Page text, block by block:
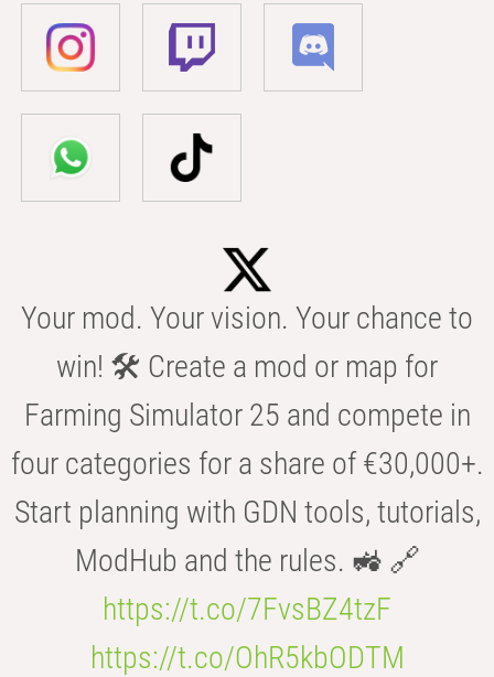
Your mod. Your vision. Your chance to
win! 🛠️ Create a mod or map for
Farming Simulator 25 and compete in
four categories for a share of €30,000+.
Start planning with GDN tools, tutorials,
ModHub and the rules. 🚜 🔗
https://t.co/7FvsBZ4tzF
https://t.co/OhR5kbODTM